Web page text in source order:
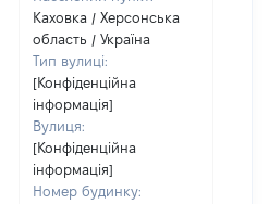
Каховка / Херсонська
область / Україна
Тип вулиці:
[Конфіденційна
інформація]
Вулиця:
[Конфіденційна
інформація]
Номер будинку: